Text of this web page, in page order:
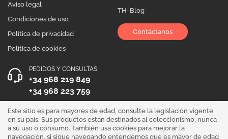
Aviso legal
Condiciones de uso
Política de privacidad
Política de cookies
TH-Blog
Contáctanos
PEDIDOS Y CONSULTAS
+34 968 219 849
+34 968 223 759
HORARIO DE ATENCIÓN
Lunes a Viernes 10:00 - 19:00
Este sitio es para mayores de edad, consulte la legislación vigente
en su país. Sus productos están destinados al coleccionismo, nunca
a su uso o consumo. También usa cookies para mejorar la
navegación, si sigue navegando entendemos que es mayor de edad